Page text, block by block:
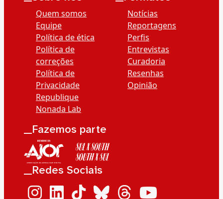
Quem somos
Equipe
Política de ética
Política de
correções
Política de
Privacidade
Republique
Nonada Lab
Notícias
Reportagens
Perfis
Entrevistas
Curadoria
Resenhas
Opinião
__Fazemos parte
__Redes Sociais